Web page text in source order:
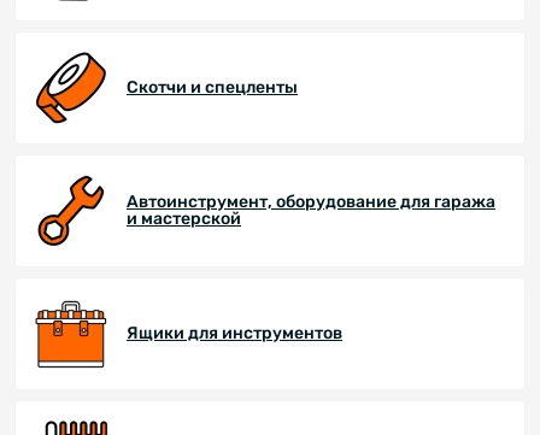
Скотчи и спецленты
Автоинструмент, оборудование для гаража
и мастерской
Ящики для инструментов